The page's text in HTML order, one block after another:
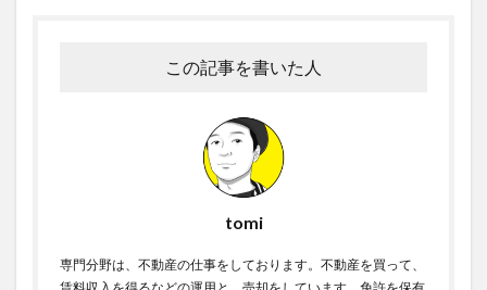
この記事を書いた人
tomi
専門分野は、不動産の仕事をしております。不動産を買って、
賃料収入を得るなどの運用と、売却をしています。免許を保有